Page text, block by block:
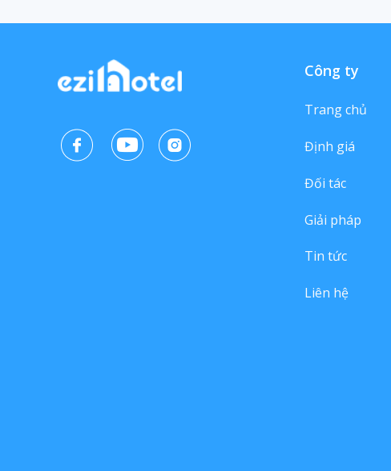
Công ty
Trang chủ
Định giá
Đối tác
Giải pháp
Tin tức
Liên hệ